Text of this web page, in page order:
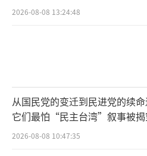
2026-08-08 13:24:48
从国民党的变迁到民进党的续命
它们最怕“民主台湾”叙事被揭
2026-08-08 10:47:35